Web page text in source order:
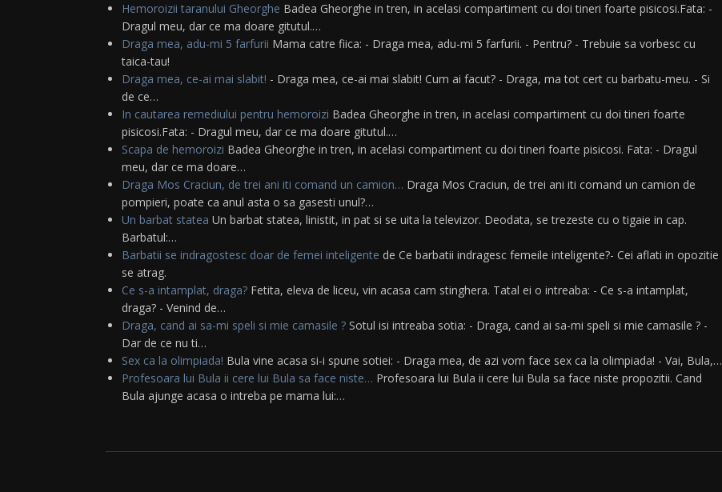
Hemoroizii taranului Gheorghe Badea Gheorghe in tren, in acelasi compartiment cu doi tineri foarte pisicosi.Fata: -
Dragul meu, dar ce ma doare gitutul.…
Draga mea, adu-mi 5 farfurii Mama catre fiica: - Draga mea, adu-mi 5 farfurii. - Pentru? - Trebuie sa vorbesc cu
taica-tau!
Draga mea, ce-ai mai slabit! - Draga mea, ce-ai mai slabit! Cum ai facut? - Draga, ma tot cert cu barbatu-meu. - Si
de ce…
In cautarea remediului pentru hemoroizi Badea Gheorghe in tren, in acelasi compartiment cu doi tineri foarte
pisicosi.Fata: - Dragul meu, dar ce ma doare gitutul.…
Scapa de hemoroizi Badea Gheorghe in tren, in acelasi compartiment cu doi tineri foarte pisicosi. Fata: - Dragul
meu, dar ce ma doare…
Draga Mos Craciun, de trei ani iti comand un camion… Draga Mos Craciun, de trei ani iti comand un camion de
pompieri, poate ca anul asta o sa gasesti unul?…
Un barbat statea Un barbat statea, linistit, in pat si se uita la televizor. Deodata, se trezeste cu o tigaie in cap.
Barbatul:…
Barbatii se indragostesc doar de femei inteligente de Ce barbatii indragesc femeile inteligente?- Cei aflati in opozitie
se atrag.
Ce s-a intamplat, draga? Fetita, eleva de liceu, vin acasa cam stinghera. Tatal ei o intreaba: - Ce s-a intamplat,
draga? - Venind de…
Draga, cand ai sa-mi speli si mie camasile ? Sotul isi intreaba sotia: - Draga, cand ai sa-mi speli si mie camasile ? -
Dar de ce nu ti…
Sex ca la olimpiada! Bula vine acasa si-i spune sotiei: - Draga mea, de azi vom face sex ca la olimpiada! - Vai, Bula,…
Profesoara lui Bula ii cere lui Bula sa face niste… Profesoara lui Bula ii cere lui Bula sa face niste propozitii. Cand
Bula ajunge acasa o intreba pe mama lui:…